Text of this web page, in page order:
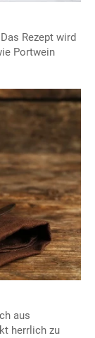
Rezept wird
Portwein
aus
herrlich zu